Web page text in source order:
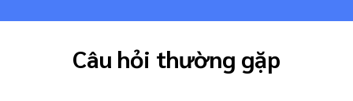
Câu hỏi thường gặp